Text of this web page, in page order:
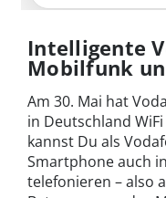
Intelligente
Mobilfunk
Am 30. Mai hat
in Deutschland
kannst Du als
Smartphone auch
telefonieren – also